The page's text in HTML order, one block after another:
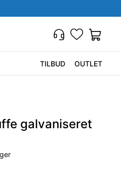
TILBUD OUTLET
galvaniseret